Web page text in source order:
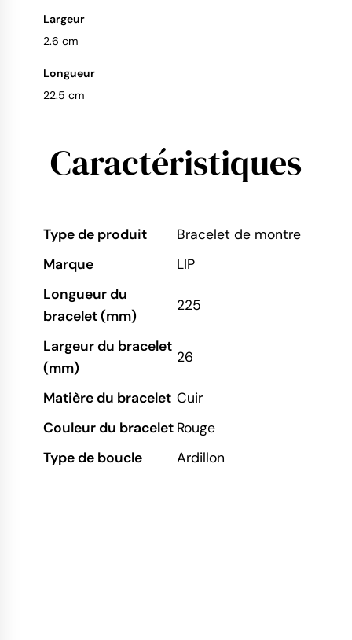
Largeur
2.6 cm
Longueur
22.5 cm
Caractéristiques
Type de produit
Bracelet de montre
Marque
LIP
Longueur du
bracelet (mm)
225
Largeur du bracelet
(mm)
26
Matière du bracelet Cuir
Couleur du bracelet Rouge
Type de boucle
Ardillon